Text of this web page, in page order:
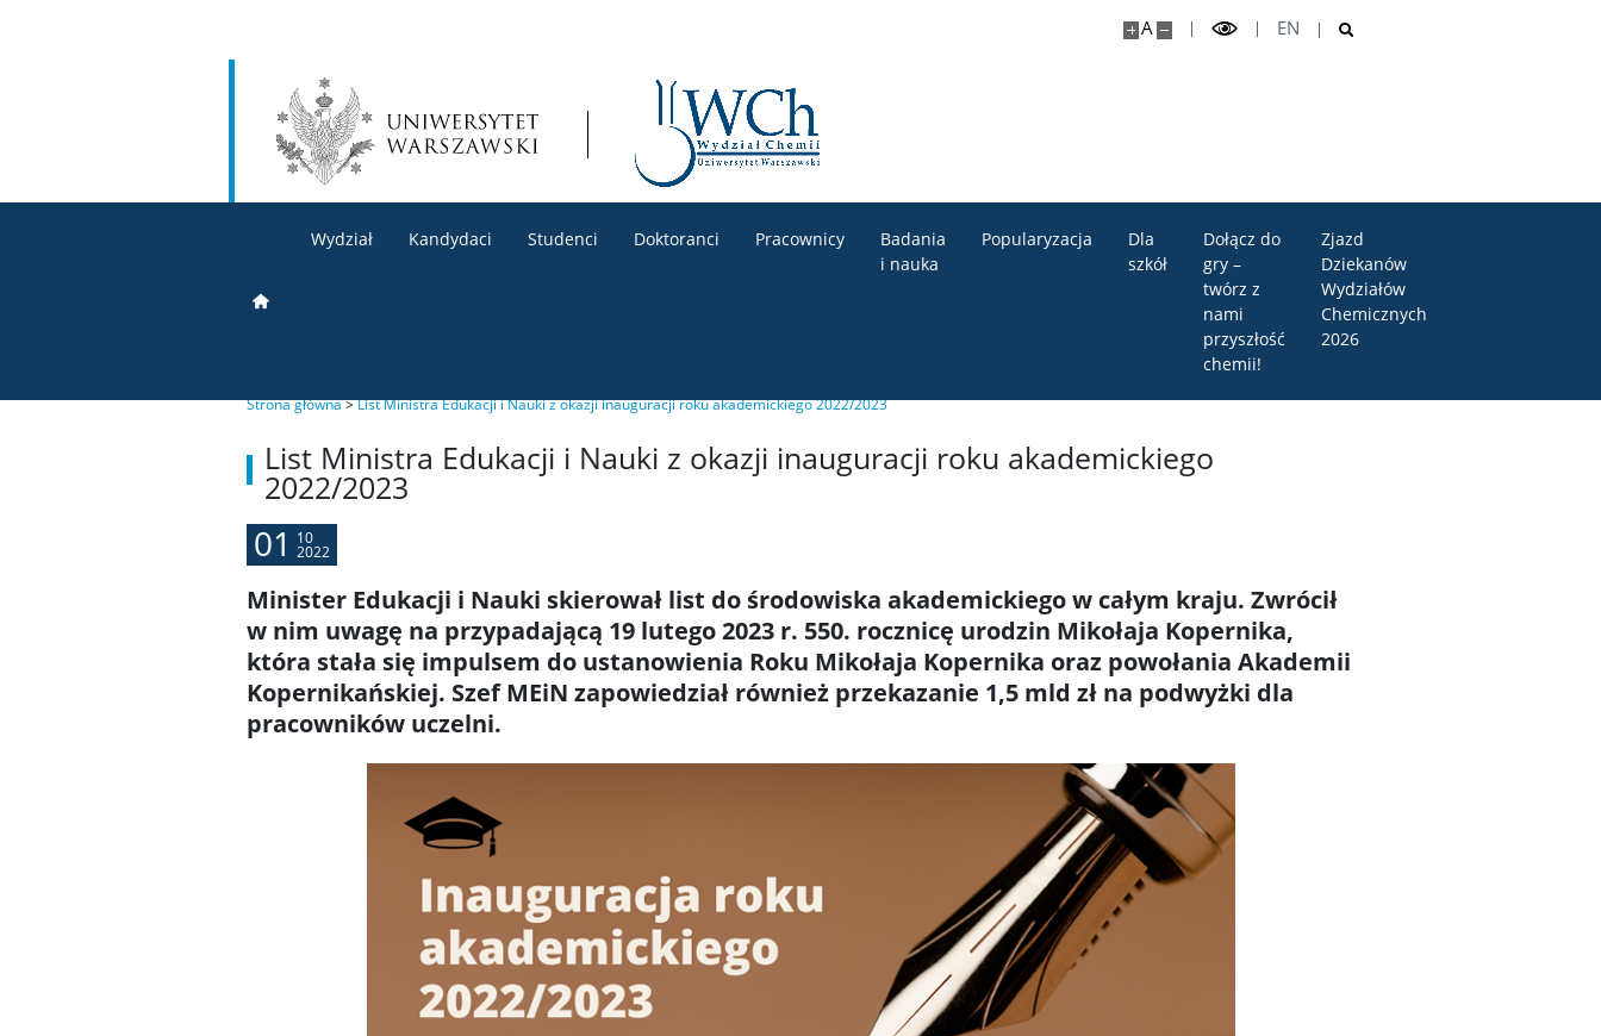
A EN
Wydział Kandydaci Studenci Doktoranci Pracownicy
Badania
i nauka
Popularyzacja
Dla
szkół
Dołącz do
gry –
twórz z
nami
przyszłość
chemii!
Zjazd
Dziekanów
Wydziałów
Chemicznych
2026
Strona główna>List Ministra Edukacji i Nauki z okazji inauguracji roku akademickiego 2022/2023
List Ministra Edukacji i Nauki z okazji inauguracji roku akademickiego
2022/2023
01 10
2022
Minister Edukacji i Nauki skierował list do środowiska akademickiego w całym kraju. Zwrócił
w nim uwagę na przypadającą 19 lutego 2023 r. 550. rocznicę urodzin Mikołaja Kopernika,
która stała się impulsem do ustanowienia Roku Mikołaja Kopernika oraz powołania Akademii
Kopernikańskiej. Szef MEiN zapowiedział również przekazanie 1,5 mld zł na podwyżki dla
pracowników uczelni.